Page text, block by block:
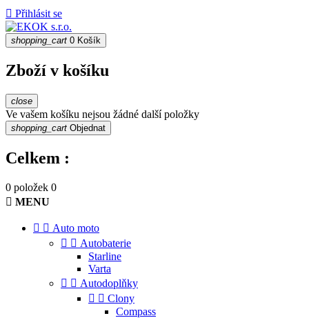
 Přihlásit se
shopping_cart 0 Košík
Zboží v košíku
close
Ve vašem košíku nejsou žádné další položky
shopping_cart Objednat
Celkem :
0 položek 0
 MENU
  Auto moto
  Autobaterie
Starline
Varta
  Autodoplňky
  Clony
Compass